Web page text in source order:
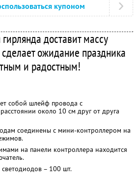
купоном
доставит массу
ожидание праздника
и радостным!
собой шлейф провода с
около 10 см друг от друга
соединены с мини-контроллером на
на панели контроллера находится
– 100 шт.